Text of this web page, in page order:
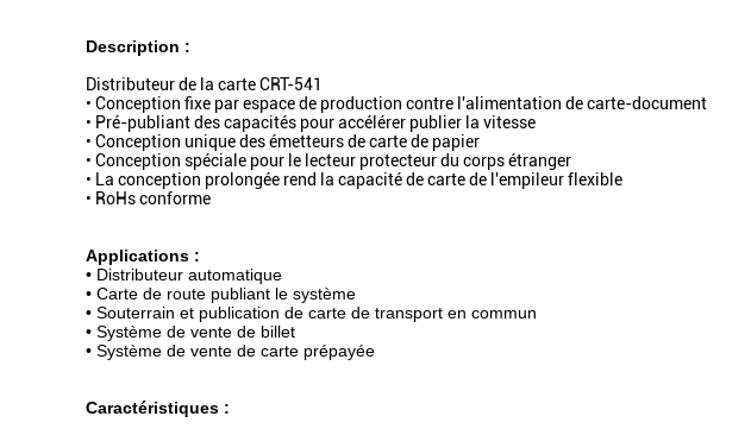
Description :
Distributeur de la carte CRT-541
• Conception fixe par espace de production contre l'alimentation de carte-document
• Pré-publiant des capacités pour accélérer publier la vitesse
• Conception unique des émetteurs de carte de papier
• Conception spéciale pour le lecteur protecteur du corps étranger
• La conception prolongée rend la capacité de carte de l'empileur flexible
• RoHs conforme
Applications :
• Distributeur automatique
• Carte de route publiant le système
• Souterrain et publication de carte de transport en commun
• Système de vente de billet
• Système de vente de carte prépayée
Caractéristiques :